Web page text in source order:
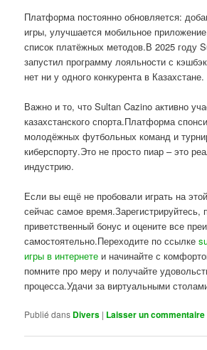
Платформа постоянно обновляется:
игры, улучшается мобильное
список платёжных методов.В 2025 году
запустил программу лояльности с
нет ни у одного конкурента в Казахстане.
Важно и то, что Sultan Cazino активно
казахстанского спорта.Платформа
молодёжных футбольных команд и
киберспорту.Это не просто пиар – это
индустрию.
Если вы ещё не пробовали играть на
сейчас самое время.Зарегистрируйтесь,
приветственный бонус и оцените все
самостоятельно.Переходите по ссылке
игры в интернете и начинайте с
помните про меру и получайте
процесса.Удачи за виртуальными
Publié dans Divers | Laisser un commentaire